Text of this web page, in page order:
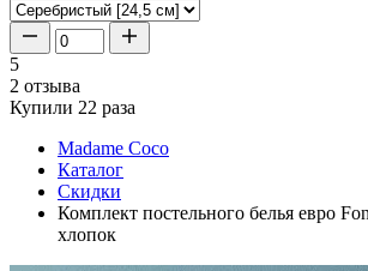
5
2 отзыва
Купили 22 раза
Madame Coco
Каталог
Скидки
Комплект постельного белья евро
хлопок